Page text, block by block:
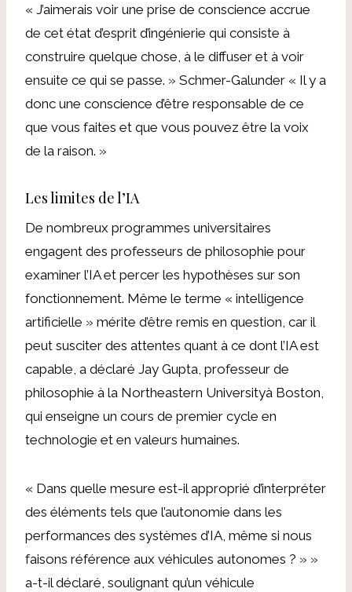
« J’aimerais voir une prise de conscience accrue
de cet état d’esprit d’ingénierie qui consiste à
construire quelque chose, à le diffuser et à voir
ensuite ce qui se passe. » Schmer-Galunder « Il y a
donc une conscience d’être responsable de ce
que vous faites et que vous pouvez être la voix
de la raison. »
Les limites de l’IA
De nombreux programmes universitaires
engagent des professeurs de philosophie pour
examiner l’IA et percer les hypothèses sur son
fonctionnement. Même le terme « intelligence
artificielle » mérite d’être remis en question, car il
peut susciter des attentes quant à ce dont l’IA est
capable, a déclaré Jay Gupta, professeur de
philosophie à la Northeastern Universityà Boston,
qui enseigne un cours de premier cycle en
technologie et en valeurs humaines.
« Dans quelle mesure est-il approprié d’interpréter
des éléments tels que l’autonomie dans les
performances des systèmes d’IA, même si nous
faisons référence aux véhicules autonomes ? » »
a-t-il déclaré, soulignant qu’un véhicule